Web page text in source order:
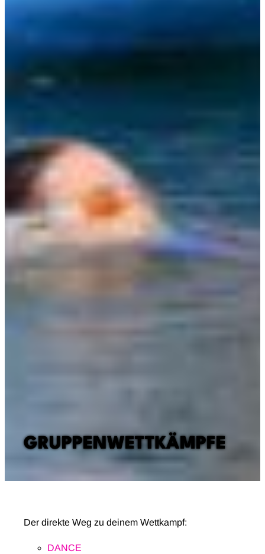
GRUPPENWETTKÄMPFE
Der direkte Weg zu deinem Wettkampf:
DANCE